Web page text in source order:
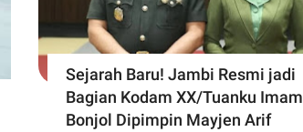
Sejarah Baru! Jambi Resmi jadi
Bagian Kodam XX/Tuanku Imam
Bonjol Dipimpin Mayjen Arif